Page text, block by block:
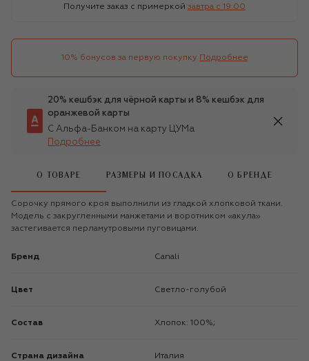
Получите заказ с примеркой завтра c 19:00
10% бонусов за первую покупку Подробнее
20% кешбэк для чёрной карты и 8% кешбэк для
оранжевой карты
С Альфа-Банком на карту ЦУМа
Подробнее
О ТОВАРЕ РАЗМЕРЫ И ПОСАДКА О БРЕНДЕ
Сорочку прямого кроя выполнили из гладкой хлопковой ткани.
Модель с закругленными манжетами и воротником «акула»
застегивается перламутровыми пуговицами.
Бренд Canali
Цвет Светло-голубой
Состав Хлопок: 100%;
Страна дизайна Италия